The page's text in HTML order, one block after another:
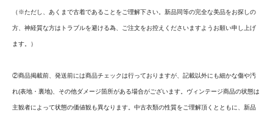
（※ただし、あくまで古着であることをご理解下さい。新品同等の完全な美品をお探しの
方、神経質な方はトラブルを避ける為、ご注文をお控えくださいますようお願い申し上げ
ます。）
②商品掲載前、発送前には商品チェックは行っておりますが、記載以外にも細かな傷や汚
れ(表地・裏地)、その他ダメージ箇所がある場合がございます。ヴィンテージ商品の状態は
主観者によって状態の価値観も異なります。中古衣類の性質をご理解頂くとともに、新品